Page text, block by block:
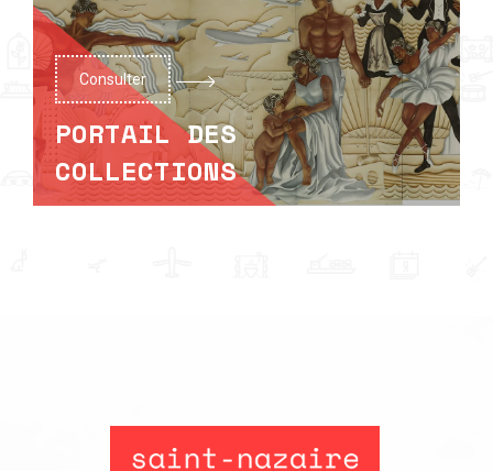
Consulter
PORTAIL DES
COLLECTIONS